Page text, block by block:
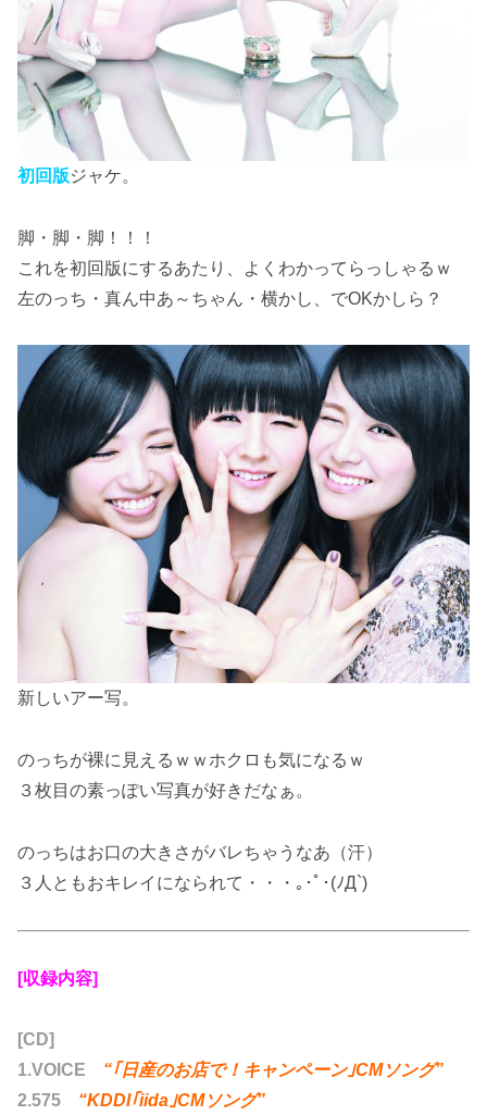
初回版ジャケ。
脚・脚・脚！！！
これを初回版にするあたり、よくわかってらっしゃるｗ
左のっち・真ん中あ～ちゃん・横かし、でOKかしら？
新しいアー写。
のっちが裸に見えるｗｗホクロも気になるｗ
３枚目の素っぽい写真が好きだなぁ。
のっちはお口の大きさがバレちゃうなあ（汗）
３人ともおキレイになられて・・・｡･ﾟ･(ﾉД`)
[収録内容]
[CD]
1.VOICE “｢日産のお店で！キャンペーン｣CMソング”
2.575 “KDDI｢iida｣CMソング”